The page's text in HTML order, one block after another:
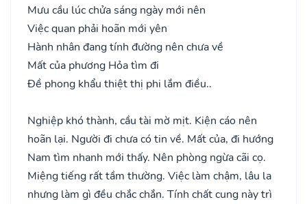
Mưu cầu lúc chửa sáng ngày mới nên
Việc quan phải hoãn mới yên
Hành nhân đang tính đường nên chưa về
Mất của phương Hỏa tìm đi
Đề phong khẩu thiệt thị phi lắm điều..
Nghiệp khó thành, cầu tài mờ mịt. Kiện cáo nên
hoãn lại. Người đi chưa có tin về. Mất của, đi hướng
Nam tìm nhanh mới thấy. Nên phòng ngừa cãi cọ.
Miệng tiếng rất tầm thường. Việc làm chậm, lâu la
nhưng làm gì đều chắc chắn. Tính chất cung này trì